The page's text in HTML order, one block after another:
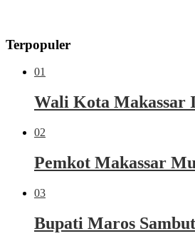
Terpopuler
01
Wali Kota Makassar
02
Pemkot Makassar
03
Bupati Maros